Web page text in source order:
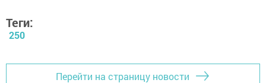
Теги:
250
Перейти на страницу новости